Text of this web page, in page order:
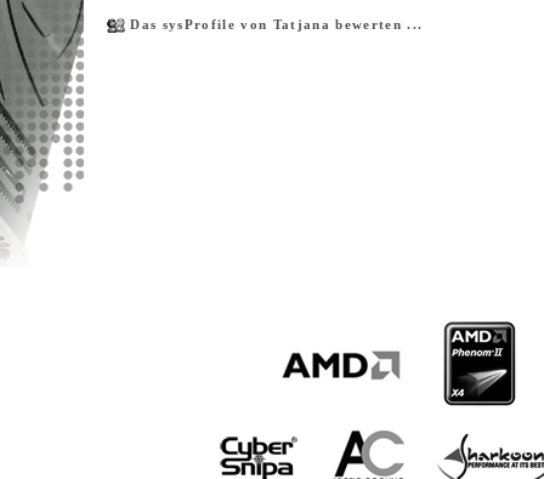
Das sysProfile von Tatjana bewerten ...